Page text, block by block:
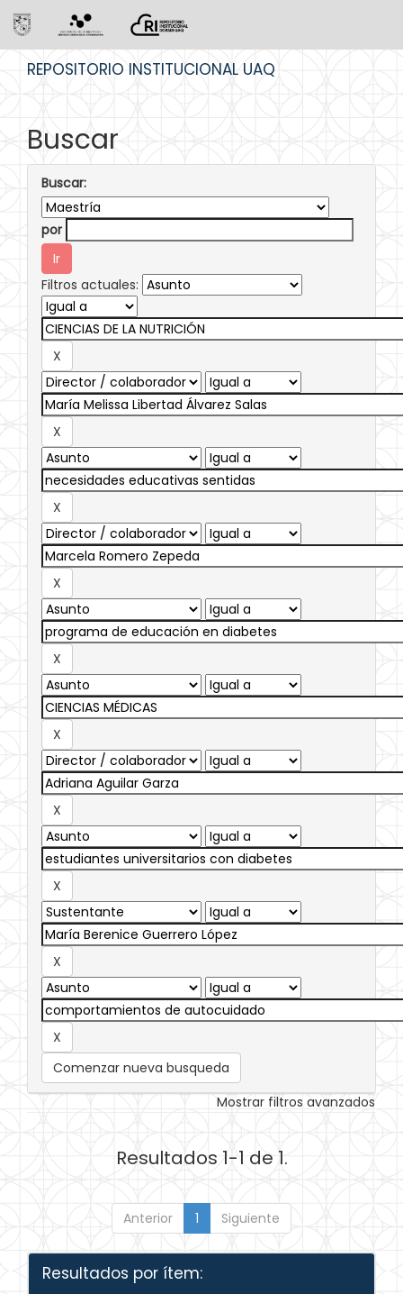
REPOSITORIO INSTITUCIONAL UAQ
Buscar
Buscar:
por
Filtros actuales:
Comenzar nueva busqueda
Mostrar filtros avanzados
Resultados 1-1 de 1.
Anterior 1 Siguiente
Resultados por ítem: